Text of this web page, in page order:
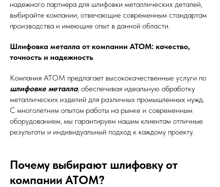
надежного партнера для шлифовки металлических деталей,
выбирайте компании, отвечающие современным стандартам
производства и имеющие опыт в данной области.
Шлифовка металла от компании АТОМ: качество,
точность и надежность
Компания АТОМ предлагает высококачественные услуги по
шлифовке металла, обеспечивая идеальную обработку
металлических изделий для различных промышленных нужд.
С многолетним опытом работы на рынке и современным
оборудованием, мы гарантируем нашим клиентам отличные
результаты и индивидуальный подход к каждому проекту.
Почему выбирают шлифовку от
компании АТОМ?